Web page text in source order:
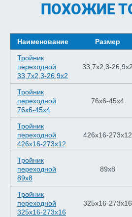
ПОХОЖИЕ
Наименование Размер
Тройник
переходной
33,7х2,3-26,9х2
33,7х2,3-26,9х2
Тройник
переходной
76х6-45х4
76х6-45х4
Тройник
переходной
426х16-273х12
426х16-273х12
Тройник
переходной
89х8
89х8
Тройник
переходной
325х16-273х16
325х16-273х16